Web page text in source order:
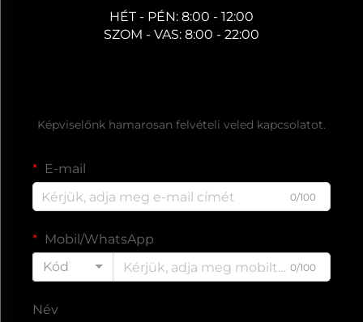
HÉT - PÉN: 8:00 - 12:00
SZOM - VAS: 8:00 - 22:00
Képviselőnk hamarosan felvételi veled kapcsolatot.
E-mail
0/100
Mobil/WhatsApp
Kód
0/100
Név